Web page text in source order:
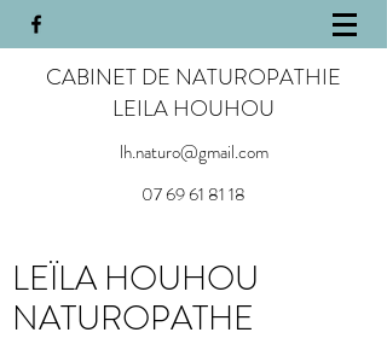
CABINET DE NATUROPATHIE
LEILA HOUHOU
lh.naturo@gmail.com
07 69 61 81 18
LEÏLA HOUHOU
NATUROPATHE